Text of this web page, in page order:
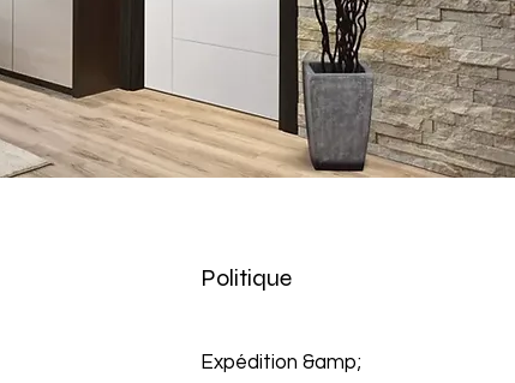
Politique
Expédition &amp;